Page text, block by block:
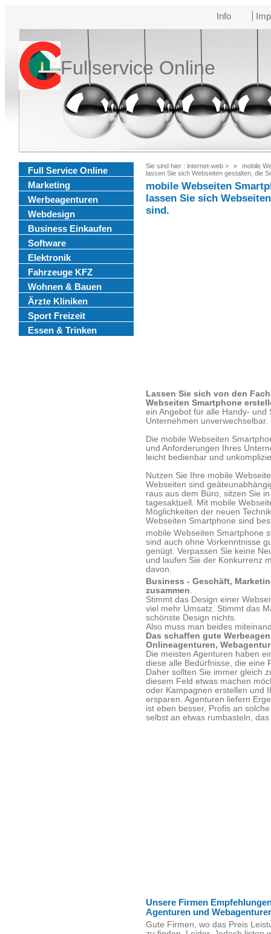
Info
Fullservice Online
Full Service Online
Marketing
Werbeagenturen
Webdesign
Business Einkaufen
Software
Elektronik
Fahrzeuge KFZ
Wohnen & Bauen
Ärzte Kliniken
Sport Freizeit
Essen & Trinken
Sie sind hier : internet-web >
mobile
lassen Sie sich Webseiten gestalten, die
mobile Webseiten
lassen Sie sich
sind.
Lassen Sie sich von den
Webseiten Smartphone
ein Angebot für alle Handy-
Unternehmen unverwechselbar.
Die mobile Webseiten
und Anforderungen Ihres
leicht bedienbar und
Nutzen Sie Ihre mobile
Webseiten sind
raus aus dem Büro, sitzen Sie
tagesaktuell. Mit mobile
Möglichkeiten der neuen
Webseiten Smartphone sind
mobile Webseiten Smartphone
sind auch ohne Vorkenntnisse
genügt. Verpassen Sie keine
und laufen Sie der Konkurrenz
davon.
Business - Geschäft,
zusammen.
Stimmt das Design einer
viel mehr Umsatz. Stimmt das
schönste Design nichts.
Also muss man beides
Das schaffen gute
Onlineagenturen,
Die meisten Agenturen haben
diese alle Bedürfnisse, die eine
Daher sollten Sie immer gleich
diesem Feld etwas machen
oder Kampagnen erstellen und
ersparen. Agenturen liefern
ist eben besser, Profis an
selbst an etwas rumbasteln,
Unsere Firmen
Agenturen und
Gute Firmen, wo das Preis